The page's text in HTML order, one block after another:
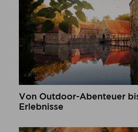
Von Outdoor-Abenteuer
Erlebnisse